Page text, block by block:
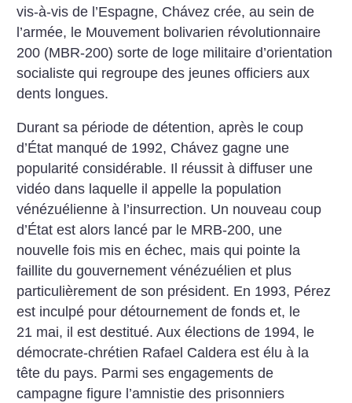
vis-à-vis de l’Espagne, Chávez crée, au sein de
l’armée, le Mouvement bolivarien révolutionnaire
200 (MBR-200) sorte de loge militaire d’orientation
socialiste qui regroupe des jeunes officiers aux
dents longues.
Durant sa période de détention, après le coup
d’État manqué de 1992, Chávez gagne une
popularité considérable. Il réussit à diffuser une
vidéo dans laquelle il appelle la population
vénézuélienne à l’insurrection. Un nouveau coup
d’État est alors lancé par le MRB-200, une
nouvelle fois mis en échec, mais qui pointe la
faillite du gouvernement vénézuélien et plus
particulièrement de son président. En 1993, Pérez
est inculpé pour détournement de fonds et, le
21 mai, il est destitué. Aux élections de 1994, le
démocrate-chrétien Rafael Caldera est élu à la
tête du pays. Parmi ses engagements de
campagne figure l’amnistie des prisonniers